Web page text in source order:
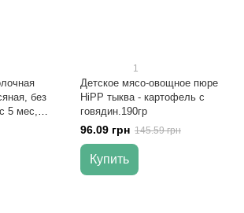
без
5 мес,
1
Детское мясо-овощное пюре
HiPP тыква - картофель с
говядин.190гр
96.09 грн 145.59 грн
Купить